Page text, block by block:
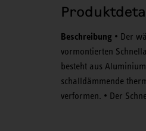
Beschreibung • Der
vormontierten
besteht aus
schalldämmende
verformen. • Der